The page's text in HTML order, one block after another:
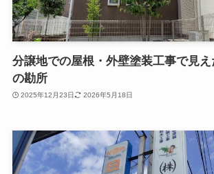
分譲地での屋根・外壁塗装工事で見
の勘所
2025年12月23日 2026年5月18日